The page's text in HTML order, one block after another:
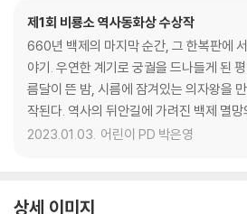
제1회 비룡소 역사동화상 수상작
660년 백제의 마지막 순간, 그 한복판에
야기. 우연한 계기로 궁궐을 드나들게 된 평
름달이 뜬 밤, 시름에 잠겨있는 의자왕을
작된다. 역사의 뒤안길에 가려진 백제 멸
2023.01.03. 어린이 PD 박은영
상세 이미지